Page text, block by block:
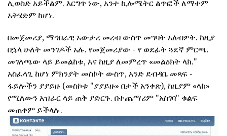
ሊወስድ አይችልም. እርግጥ ነው, አንተ ኪሎሜትር ልጥፎች ለማተም
አትሄድም ከሆነ.
በመጀመሪያ, ማኅበራዊ አውታረ መረብ ውስጥ መግባት አለብዎት. ከዚያ
በኋላ ሁለት መንገዶች አሉ. የመጀመሪያው - የ ወደፊት ጓደኛ ምርጫ.
መገለጫው ላይ ይመልከቱ, እና ከዚያ ለመምረጥ «መልዕክት ላክ."
አስፈላጊ ከሆነ ምክንያት መስኮት ውስጥ, አንድ ደብዳቤ መጻፍ -
ፋይሎችን ያያይዙ (መስኮቱ "ያያይዙ» በታች አንቀጽ), ከዚያም «ላክ»
የሚለውን አዝራር ላይ ጠቅ ያድርጉ. በተጨማሪም "አስገባ" ቁልፍ
መጠቀም ይችላሉ.